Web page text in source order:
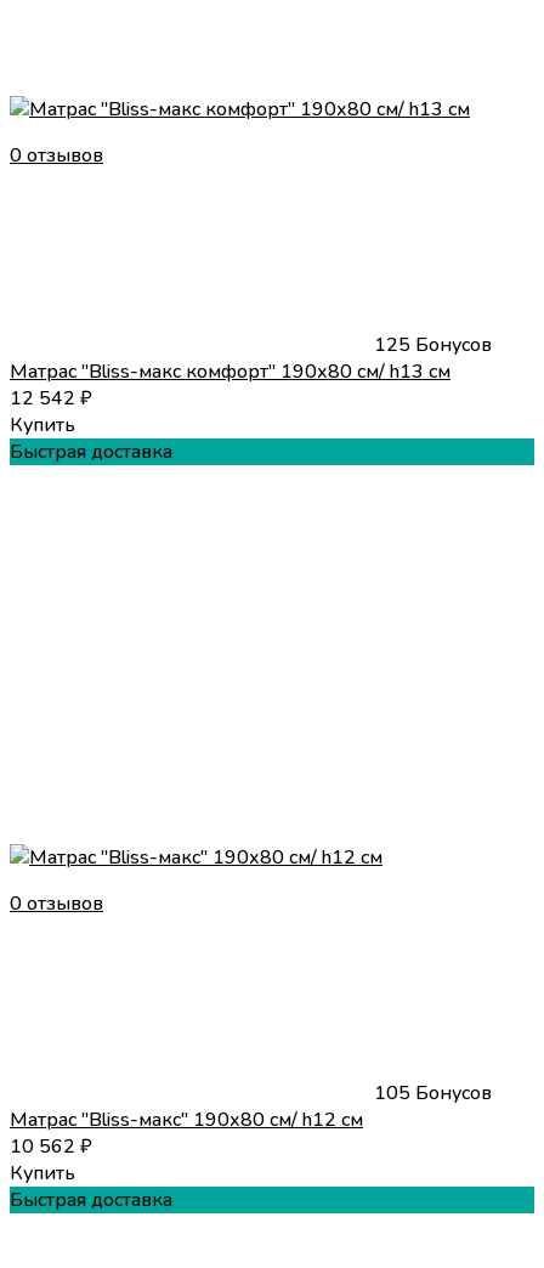
0 отзывов
125 Бонусов
Матрас "Bliss-макс комфорт" 190х80 см/ h13 см
12 542 ₽
Купить
Быстрая доставка
0 отзывов
105 Бонусов
Матрас "Bliss-макс" 190х80 см/ h12 см
10 562 ₽
Купить
Быстрая доставка